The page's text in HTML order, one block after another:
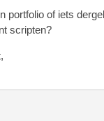
portfolio of iets
scripten?